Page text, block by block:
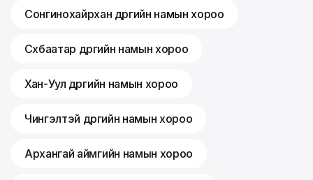
Сонгинохайрхан дүүргийн намын хороо
Сүхбаатар дүүргийн намын хороо
Хан-Уул дүүргийн намын хороо
Чингэлтэй дүүргийн намын хороо
Архангай аймгийн намын хороо